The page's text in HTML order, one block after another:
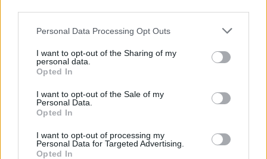
Personal Data Processing Opt Outs
I want to opt-out of the Sharing of my
personal data.
Opted In
I want to opt-out of the Sale of my
Personal Data.
Opted In
I want to opt-out of processing my
Personal Data for Targeted Advertising.
Opted In
pronásledovali velrybáře
Islandské úřady nařídily
vyhoštění 21 aktivistů
pobřežní stráž s policií zabavily
jejich loď, která pronásledovala velrybářské plavidlo. Pasažéři lodi
patřící nadaci kanadsko-amerického ekologického aktivisty Paula
Watsona jsou od té doby zadržováni v Reykjavíku. Sám Watson na
palubě nebyl. Píše o tom agentura AFP s odvoláním na islandskou
policii.